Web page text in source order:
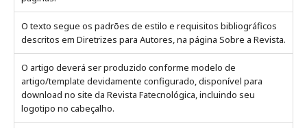
O texto segue os padrões de estilo e requisitos bibliográficos
descritos em Diretrizes para Autores, na página Sobre a Revista.
O artigo deverá ser produzido conforme modelo de
artigo/template devidamente configurado, disponível para
download no site da Revista Fatecnológica, incluindo seu
logotipo no cabeçalho.